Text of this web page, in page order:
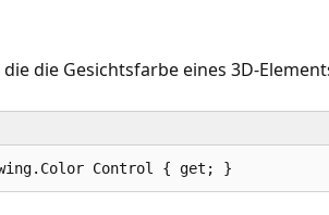
die Gesichtsfarbe eines 3D-
Control { get; }